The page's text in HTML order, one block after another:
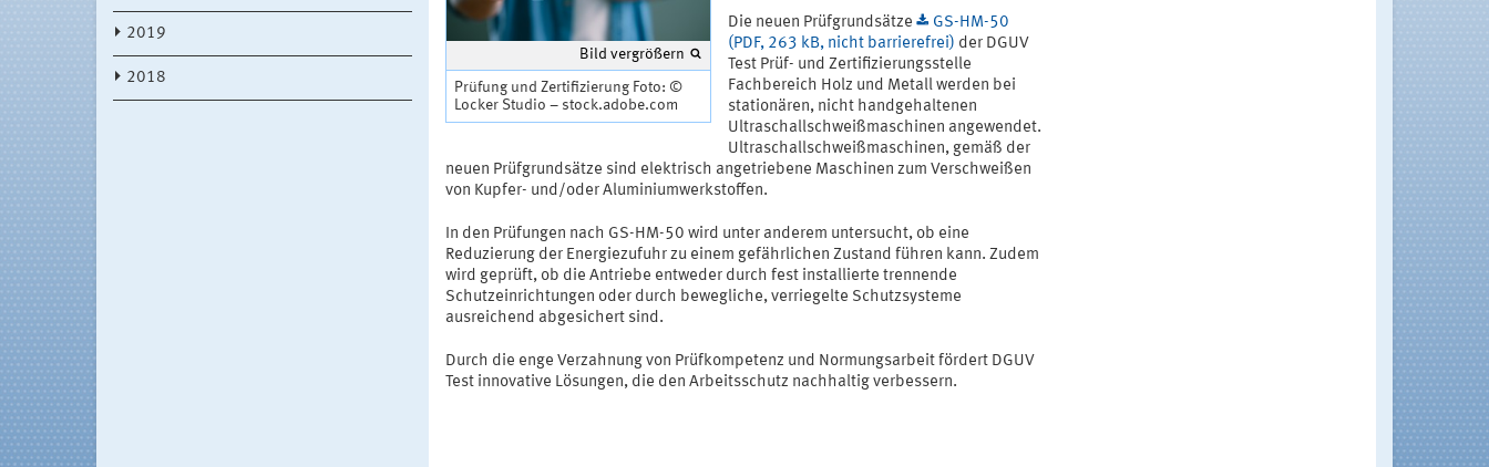
2019
2018
Bild vergrößern
Prüfung und Zertifizierung Foto: ©
Locker Studio – stock.adobe.com
Die neuen Prüfgrundsätze
GS-HM-50
(PDF, 263 kB, nicht barrierefrei) der DGUV
Test Prüf- und Zertifizierungsstelle
Fachbereich Holz und Metall werden bei
stationären, nicht handgehaltenen
Ultraschallschweißmaschinen angewendet.
Ultraschallschweißmaschinen, gemäß der
neuen Prüfgrundsätze sind elektrisch angetriebene Maschinen zum Verschweißen
von Kupfer- und/oder Aluminiumwerkstoffen.
In den Prüfungen nach GS-HM-50 wird unter anderem untersucht, ob eine
Reduzierung der Energiezufuhr zu einem gefährlichen Zustand führen kann. Zudem
wird geprüft, ob die Antriebe entweder durch fest installierte trennende
Schutzeinrichtungen oder durch bewegliche, verriegelte Schutzsysteme
ausreichend abgesichert sind.
Durch die enge Verzahnung von Prüfkompetenz und Normungsarbeit fördert DGUV
Test innovative Lösungen, die den Arbeitsschutz nachhaltig verbessern.